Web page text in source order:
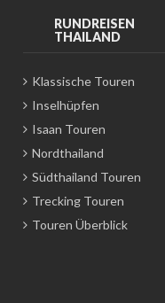
RUNDREISEN
THAILAND
Klassische Touren
Inselhüpfen
Isaan Touren
Nordthailand
Südthailand Touren
Trecking Touren
Touren Überblick